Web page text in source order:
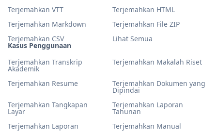
Kasus Penggunaan
Terjemahkan Transkrip
Akademik
Terjemahkan Makalah Riset
Terjemahkan Resume Terjemahkan Dokumen yang
Dipindai
Terjemahkan Tangkapan
Layar
Terjemahkan Laporan
Tahunan
Terjemahkan Laporan
Terjemahkan Manual
Terjemahkan VTT
Terjemahkan HTML
Terjemahkan Markdown
Terjemahkan File ZIP
Terjemahkan CSV
Lihat Semua